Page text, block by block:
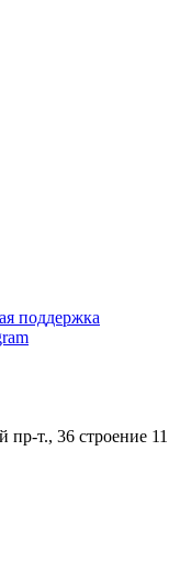
поддержка
т., 36 строение 11